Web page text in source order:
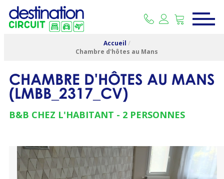
Accueil /
Chambre d'hôtes au Mans
CHAMBRE D'HÔTES AU MANS
(LMBB_2317_CV)
B&B CHEZ L'HABITANT 2 PERSONNES